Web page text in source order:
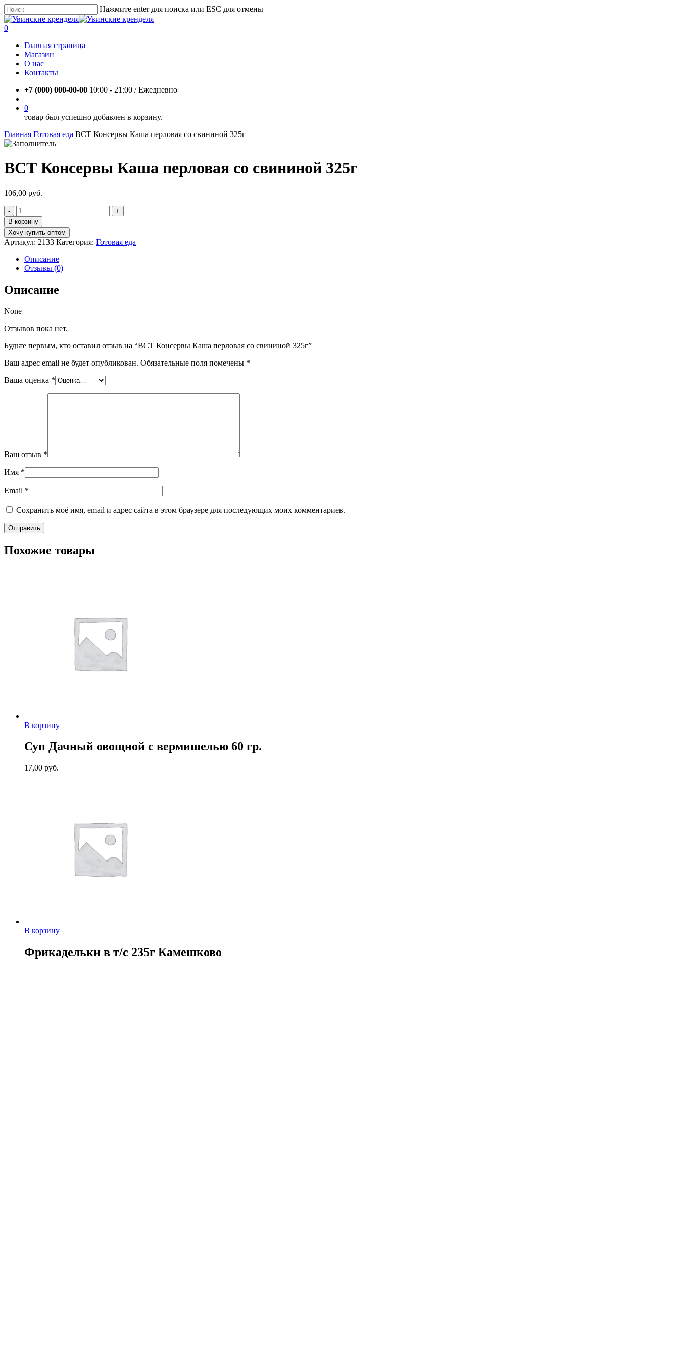
Skip
to
main
Нажмите enter для поиска или ESC для отмены
Close
Search
account
0
Главная страница
Магазин
О нас
Контакты
+7 (000) 000-00-00 10:00 - 21:00 / Eжедневно
0
товар был успешно добавлен в корзину.
Главная Готовая еда ВСТ Консервы Каша перловая со свининой 325г
ВСТ Консервы Каша перловая со свининой 325г
106,00 руб.
Количество
товара
ВСТ
Консервы
Каша
перловая
свининой
В корзину
Хочу купить оптом
Артикул: 2133 Категория: Готовая еда
Описание
Отзывы (0)
Описание
None
Отзывов пока нет.
Будьте первым, кто оставил отзыв на “ВСТ Консервы Каша перловая со свининой 325г”
Ваш адрес email не будет опубликован. Обязательные поля помечены *
Ваша оценка *
Ваш отзыв *
Имя *
Email *
Сохранить моё имя, email и адрес сайта в этом браузере для последующих моих комментариев.
Похожие товары
В корзину
Суп Дачный овощной с вермишелью 60 гр.
17,00 руб.
В корзину
Фрикадельки в т/с 235г Камешково